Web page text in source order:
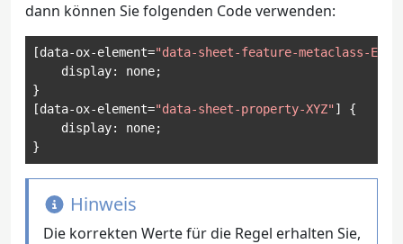
dann können Sie folgenden Code verwenden:
[data-ox-element="data-sheet-feature-metaclass-
    display
: none;
}
[data-ox-element="data-sheet-property-XYZ"]
{
    display
: none;
}
Hinweis
Die korrekten Werte für die Regel erhalten Sie,